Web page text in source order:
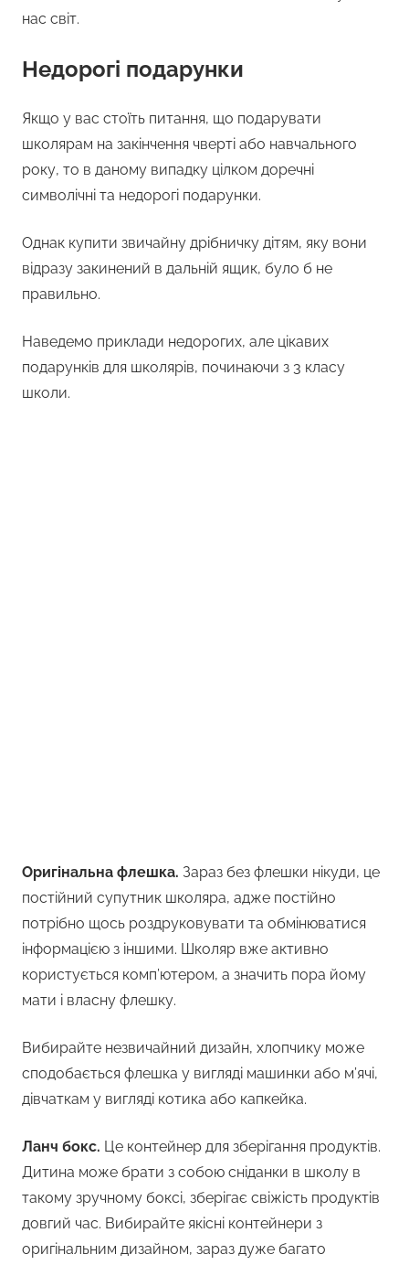
нас світ.
Недорогі подарунки
Якщо у вас стоїть питання, що подарувати
школярам на закінчення чверті або навчального
року, то в даному випадку цілком доречні
символічні та недорогі подарунки.
Однак купити звичайну дрібничку дітям, яку вони
відразу закинений в дальній ящик, було б не
правильно.
Наведемо приклади недорогих, але цікавих
подарунків для школярів, починаючи з 3 класу
школи.
Оригінальна флешка. Зараз без флешки нікуди, це
постійний супутник школяра, адже постійно
потрібно щось роздруковувати та обмінюватися
інформацією з іншими. Школяр вже активно
користується комп’ютером, а значить пора йому
мати і власну флешку.
Вибирайте незвичайний дизайн, хлопчику може
сподобається флешка у вигляді машинки або м’ячі,
дівчаткам у вигляді котика або капкейка.
Ланч бокс. Це контейнер для зберігання продуктів.
Дитина може брати з собою сніданки в школу в
такому зручному боксі, зберігає свіжість продуктів
довгий час. Вибирайте якісні контейнери з
оригінальним дизайном, зараз дуже багато